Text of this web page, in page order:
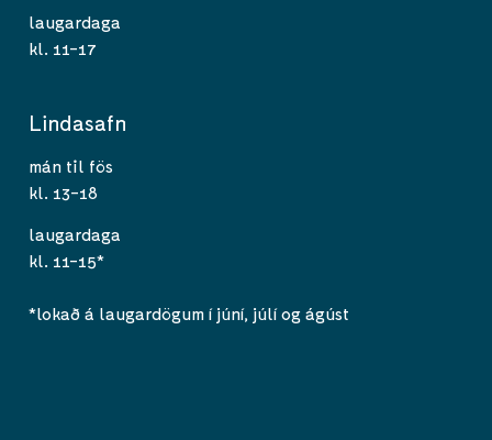
laugardaga
kl. 11-17
Lindasafn
mán til fös
kl. 13-18
laugardaga
kl. 11-15*
*lokað á laugardögum í júní, júlí og ágúst